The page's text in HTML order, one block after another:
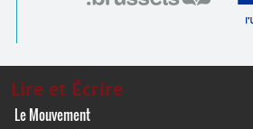
Lire et Écrire
Le Mouvement